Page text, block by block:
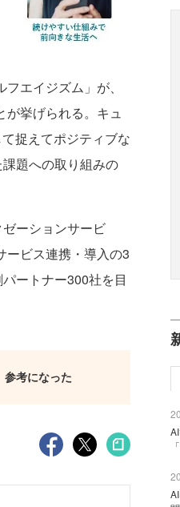
エイジズム」が、
が挙げられる。キュ
捉えてポジティブな
題への取り組みの
ーションサービ
ービス連携・導入の3
ートナー300社を目
参考になった